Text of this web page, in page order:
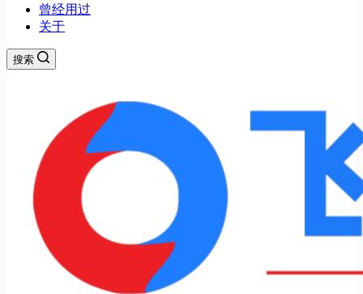
曾经用过
关于
搜索